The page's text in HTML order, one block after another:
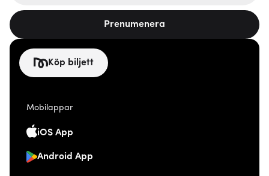
Prenumenera
Köp biljett
Mobilappar
iOS App
Android App